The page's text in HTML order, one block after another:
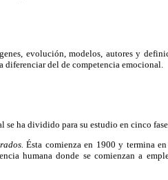
evolución, modelos, autores y
diferenciar del de competencia emocional.
ha dividido para su estudio en cinco
Ésta comienza en 1900 y termina
humana donde se comienzan a